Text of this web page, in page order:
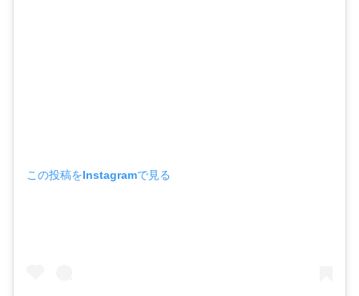
この投稿をInstagramで見る